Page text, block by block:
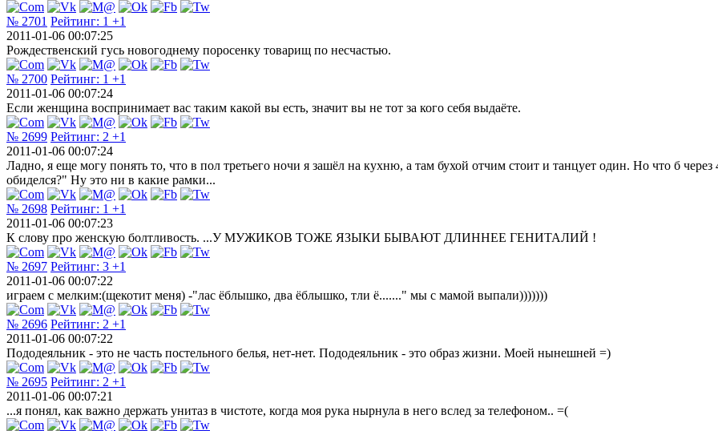
№ 2701 Рейтинг: 1 +1
2011-01-06 00:07:25
Рождественский гусь новогоднему поросенку товарищ по несчастью.
№ 2700 Рейтинг: 1 +1
2011-01-06 00:07:24
Если женщина воспринимает вас таким какой вы есть, значит вы не тот за кого себя выдаёте.
№ 2699 Рейтинг: 2 +1
2011-01-06 00:07:24
Ладно, я еще могу понять то, что в пол третьего ночи я зашёл на кухню, а там бухой отчим стоит и танцует один. Но что б
обиделся?" Ну это ни в какие рамки...
№ 2698 Рейтинг: 1 +1
2011-01-06 00:07:23
К слову про женскую болтливость. ...У МУЖИКОВ ТОЖЕ ЯЗЫКИ БЫВАЮТ ДЛИННЕЕ ГЕНИТАЛИЙ !
№ 2697 Рейтинг: 3 +1
2011-01-06 00:07:22
играем с мелким:(щекотит меня) -"лас ёблышко, два ёблышко, тли ё......." мы с мамой выпали)))))))
№ 2696 Рейтинг: 2 +1
2011-01-06 00:07:22
Пододеяльник - это не часть постельного белья, нет-нет. Пододеяльник - это образ жизни. Моей нынешней =)
№ 2695 Рейтинг: 2 +1
2011-01-06 00:07:21
...я понял, как важно держать унитаз в чистоте, когда моя рука нырнула в него вслед за телефоном.. =(